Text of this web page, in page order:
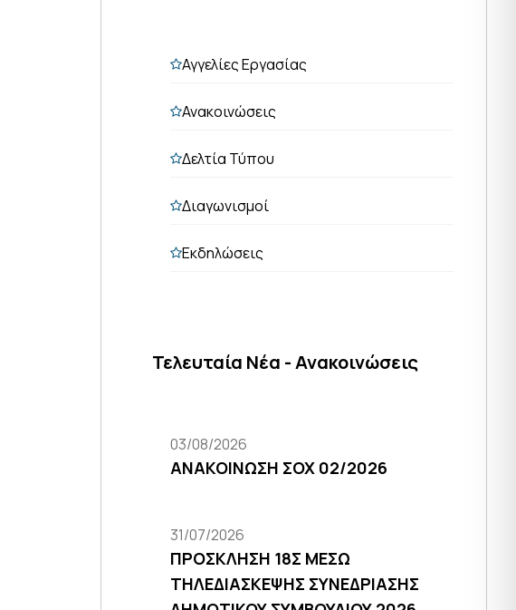
Αγγελίες Εργασίας
Ανακοινώσεις
Δελτία Τύπου
Διαγωνισμοί
Εκδηλώσεις
Τελευταία Νέα - Ανακοινώσεις
03/08/2026
ΑΝΑΚΟΙΝΩΣΗ ΣΟΧ 02/2026
31/07/2026
ΠΡΟΣΚΛΗΣΗ 18Σ ΜΕΣΩ
ΤΗΛΕΔΙΑΣΚΕΨΗΣ ΣΥΝΕΔΡΙΑΣΗΣ